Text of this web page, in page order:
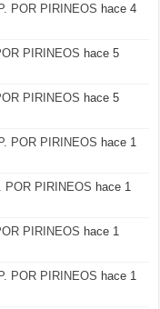
POR PIRINEOS hace 4
PIRINEOS hace 5
PIRINEOS hace 5
POR PIRINEOS hace 1
POR PIRINEOS hace 1
PIRINEOS hace 1
POR PIRINEOS hace 1